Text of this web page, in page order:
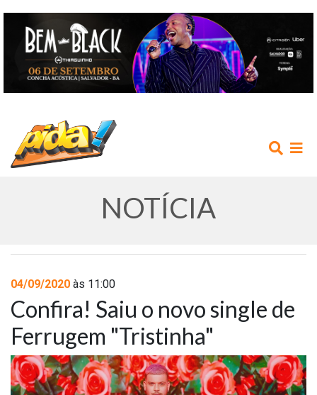
AGENDA
NOTÍCIAS
VÍDEOS
NOTÍCIA
04/09/2020 às 11:00
Confira! Saiu o novo single de
Ferrugem "Tristinha"